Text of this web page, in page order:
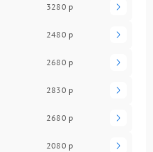
3280 р
2480 р
2680 р
2830 р
2680 р
2080 р